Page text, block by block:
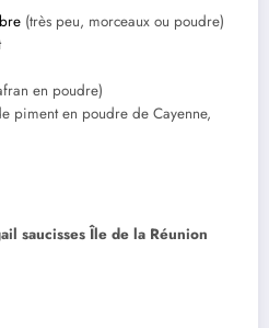
(très peu, morceaux ou poudre)
en poudre)
piment en poudre de Cayenne,
saucisses Île de la Réunion